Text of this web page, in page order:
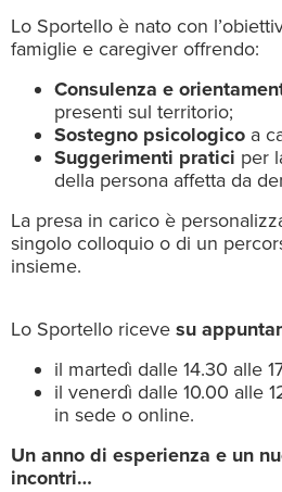
Lo Sportello è nato con
famiglie e caregiver offrendo:
Consulenza e
presenti sul territorio;
Sostegno psicologico a
Suggerimenti pratici per
della persona affetta da
La presa in carico è
singolo colloquio o di un
insieme.
Lo Sportello riceve su
il martedì dalle 14.30 alle
il venerdì dalle 10.00 alle
in sede o online.
Un anno di esperienza e un
incontri…